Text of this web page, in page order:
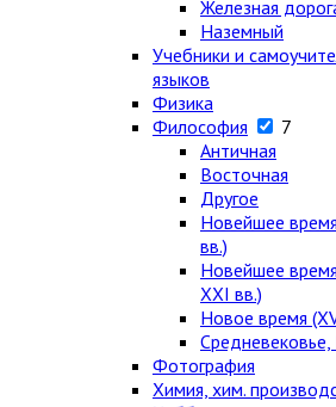
Железная
Наземный
Учебники и
языков
Физика
Философия
7
Античная
Восточная
Другое
Новейшее
вв.)
Новейшее
ХХI вв.)
Новое время
Фотография
Химия, хим.